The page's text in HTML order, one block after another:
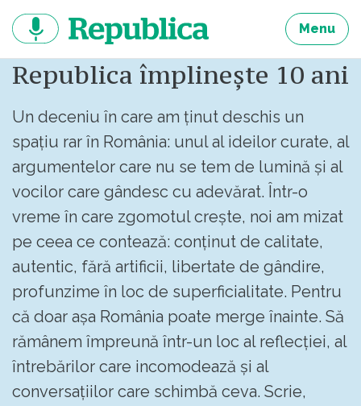
continut
Menu
Republica împlinește 10 ani
Un deceniu în care am ținut deschis un
spațiu rar în România: unul al ideilor curate, al
argumentelor care nu se tem de lumină și al
vocilor care gândesc cu adevărat. Într-o
vreme în care zgomotul crește, noi am mizat
pe ceea ce contează: conținut de calitate,
autentic, fără artificii, libertate de gândire,
profunzime în loc de superficialitate. Pentru
că doar așa România poate merge înainte. Să
rămânem împreună într-un loc al reflecției, al
întrebărilor care incomodează și al
conversațiilor care schimbă ceva. Scrie,